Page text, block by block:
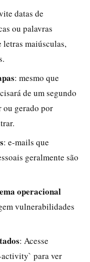
datas de
ou palavras
letras maiúsculas,
: mesmo que
de um segundo
gerado por
: e-mails que
geralmente são
operacional
vulnerabilidades
: Acesse
para ver